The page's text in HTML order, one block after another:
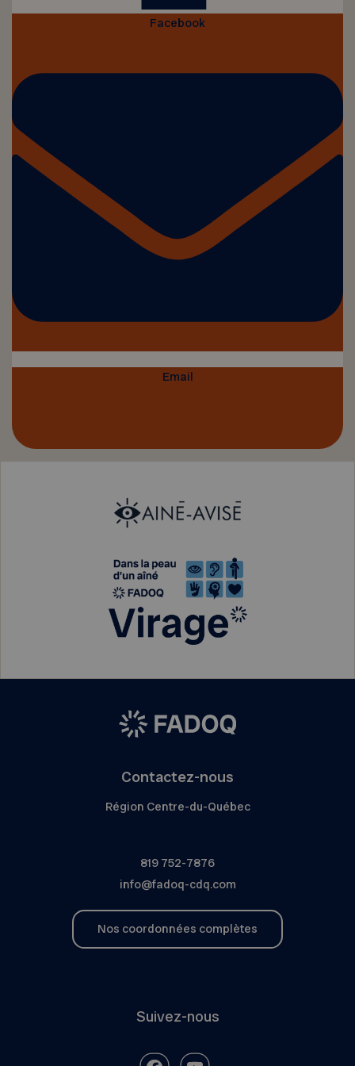
Facebook
Email
Contactez-nous
Région Centre-du-Québec
819 752-7876
info@fadoq-cdq.com
Nos coordonnées complètes
Suivez-nous